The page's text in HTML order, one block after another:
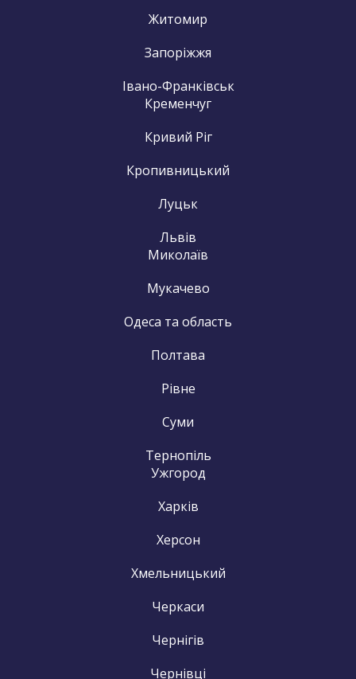
Житомир
Запоріжжя
Івано-Франківськ
Кременчуг
Кривий Ріг
Кропивницький
Луцьк
Львів
Миколаїв
Мукачево
Одеса та область
Полтава
Рівне
Суми
Тернопіль
Ужгород
Харків
Херсон
Хмельницький
Черкаси
Чернігів
Чернівці